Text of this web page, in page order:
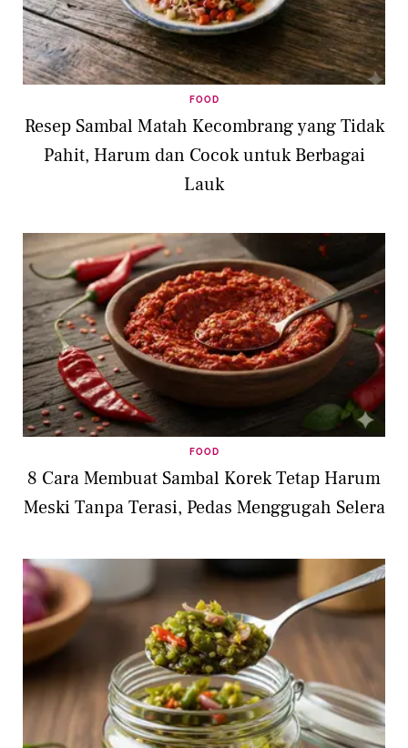
FOOD
Resep Sambal Matah Kecombrang yang Tidak
Pahit, Harum dan Cocok untuk Berbagai
Lauk
FOOD
8 Cara Membuat Sambal Korek Tetap Harum
Meski Tanpa Terasi, Pedas Menggugah Selera